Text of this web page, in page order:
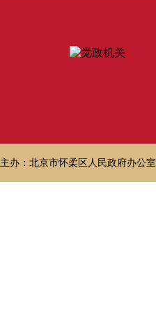
主办：北京市怀柔区人民政府办公室